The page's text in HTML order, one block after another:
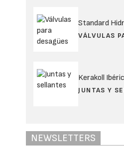
Standard
VÁLVULAS
Kerakoll
JUNTAS Y
NEWSLETTERS